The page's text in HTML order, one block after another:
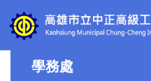
到
主
學務處